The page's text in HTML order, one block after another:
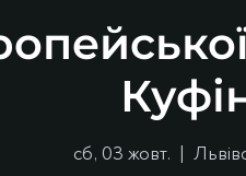
сб, 03 жовт.
  |